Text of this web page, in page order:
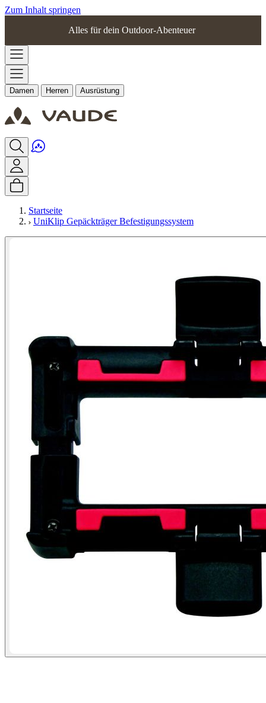
Zum Inhalt springen
Alles für dein Outdoor-Abenteuer
Damen Herren Ausrüstung
Startseite
UniKlip Gepäckträger Befestigungssystem